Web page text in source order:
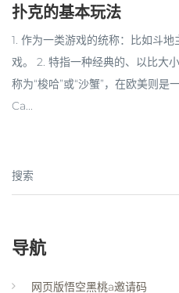
扑克的基本玩法
1. 作为一类游戏的统称：比如斗
戏。 2. 特指一种经典的、以比大
称为“梭哈”或“沙蟹”，在欧美则
Ca...
搜索
导航
网页版悟空黑桃a邀请码